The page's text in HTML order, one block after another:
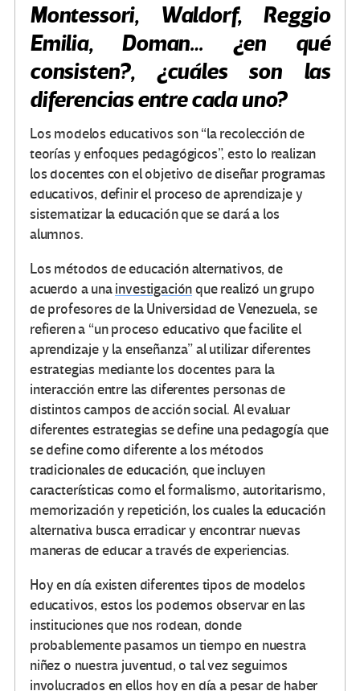
Montessori, Waldorf, Reggio
Emilia, Doman… ¿en qué
consisten?, ¿cuáles son las
diferencias entre cada uno?
Los modelos educativos son “la recolección de
teorías y enfoques pedagógicos”, esto lo realizan
los docentes con el objetivo de diseñar programas
educativos, definir el proceso de aprendizaje y
sistematizar la educación que se dará a los
alumnos.
Los métodos de educación alternativos, de
acuerdo a unainvestigaciónque realizó un grupo
de profesores de la Universidad de Venezuela, se
refieren a “un proceso educativo que facilite el
aprendizaje y la enseñanza” al utilizar diferentes
estrategias mediante los docentes para la
interacción entre las diferentes personas de
distintos campos de acción social. Al evaluar
diferentes estrategias se define una pedagogía que
se define como diferente a los métodos
tradicionales de educación, que incluyen
características como el formalismo, autoritarismo,
memorización y repetición, los cuales la educación
alternativa busca erradicar y encontrar nuevas
maneras de educar a través de experiencias.
Hoy en día existen diferentes tipos de modelos
educativos, estos los podemos observar en las
instituciones que nos rodean, donde
probablemente pasamos un tiempo en nuestra
niñez o nuestra juventud, o tal vez seguimos
involucrados en ellos hoy en día a pesar de haber